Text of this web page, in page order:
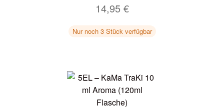
14,95 €
Nur noch 3 Stück verfügbar